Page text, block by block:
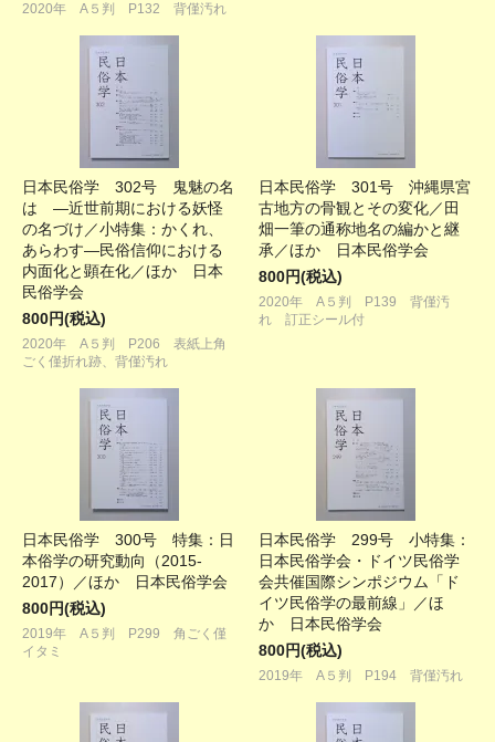
2020年 A５判 P132 背僅汚れ
日本民俗学 302号 鬼魅の名
は ―近世前期における妖怪
の名づけ／小特集：かくれ、
あらわす―民俗信仰における
内面化と顕在化／ほか 日本
民俗学会
800円(税込)
2020年 A５判 P206 表紙上角
ごく僅折れ跡、背僅汚れ
日本民俗学 301号 沖縄県宮
古地方の骨観とその変化／田
畑一筆の通称地名の編かと継
承／ほか 日本民俗学会
800円(税込)
2020年 A５判 P139 背僅汚
れ 訂正シール付
日本民俗学 300号 特集：日
本俗学の研究動向（2015-
2017）／ほか 日本民俗学会
800円(税込)
2019年 A５判 P299 角ごく僅
イタミ
日本民俗学 299号 小特集：
日本民俗学会・ドイツ民俗学
会共催国際シンポジウム「ド
イツ民俗学の最前線」／ほ
か 日本民俗学会
800円(税込)
2019年 A５判 P194 背僅汚れ